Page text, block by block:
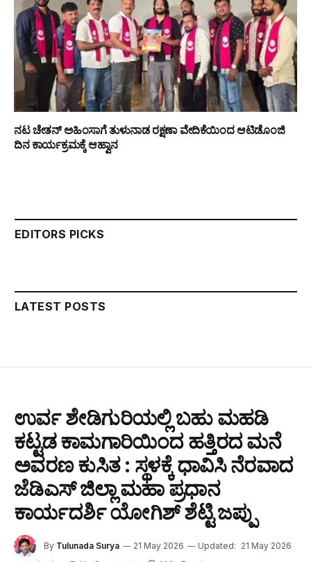
ನಟ ಚೇತನ್ ಅಹಿಂಸಾಗೆ ತುಳುನಾಡ ರಕ್ಷಣಾ ವೇದಿಕೆಯಿಂದ ಆಟಿಡೊಂಜಿ
ದಿನ ಕಾರ್ಯಕ್ರಮಕ್ಕೆ ಆಹ್ವಾನ
EDITORS PICKS
LATEST POSTS
ಉರ್ವ ಶೇಡಿಗುರಿಯಲ್ಲಿ ಬಹು ಮಹಡಿ
ಕಟ್ಟಡ ಕಾಮಗಾರಿಯಿಂದ ಹತ್ತಿರದ ಮನೆ
ಅವರಣ ಕುಸಿತ : ಸ್ಥಳಕ್ಕೆ ಧಾವಿಸಿ ನೆರವಾದ
ಜೆಡಿಎಸ್ ಜಿಲ್ಲಾ ಮಹಾ ಪ್ರಧಾನ
ಕಾರ್ಯದರ್ಶಿ ಯೋಗಿಶ್ ಶೆಟ್ಟಿ ಜಪ್ಪು
By Tulunada Surya 21 May 2026 Updated: 21 May 2026